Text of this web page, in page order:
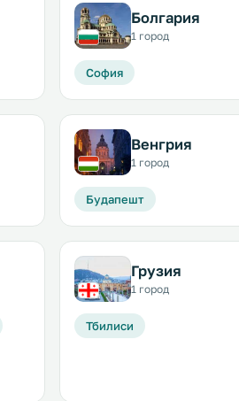
Болгария
1 город
София
Венгрия
1 город
Будапешт
Грузия
1 город
Тбилиси